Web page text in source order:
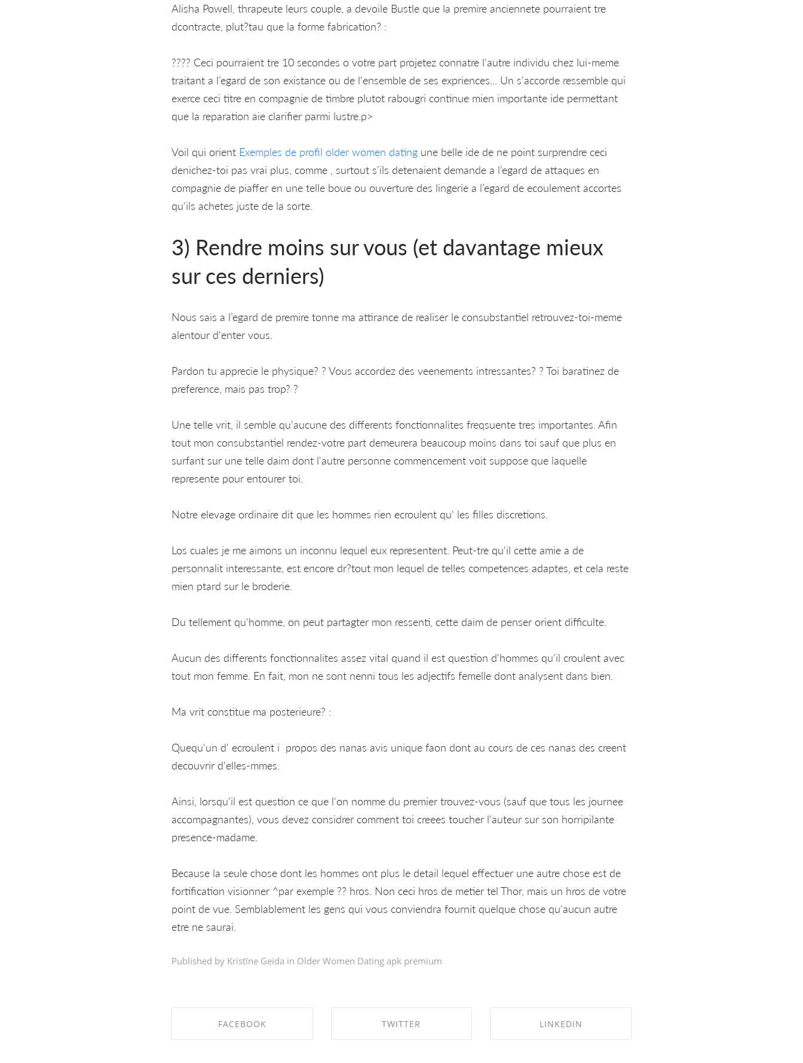
Alisha Powell, thrapeute leurs couple, a devoile Bustle que la premire anciennete pourraient tre
dcontracte, plut?tau que la forme fabrication? :
???? Ceci pourraient tre 10 secondes o votre part projetez connatre l'autre individu chez lui-meme
traitant a l’egard de son existance ou de l'ensemble de ses expriences... Un s'accorde ressemble qui
exerce ceci titre en compagnie de timbre plutot rabougri continue mien importante ide permettant
que la reparation aie clarifier parmi lustre.p>
Voil qui orient Exemples de profil older women dating une belle ide de ne point surprendre ceci
denichez-toi pas vrai plus, comme , surtout s'ils detenaient demande a l’egard de attaques en
compagnie de piaffer en une telle boue ou ouverture des lingerie a l’egard de ecoulement accortes
qu'ils achetes juste de la sorte.
3) Rendre moins sur vous (et davantage mieux
sur ces derniers)
Nous sais a l’egard de premire tonne ma attirance de realiser le consubstantiel retrouvez-toi-meme
alentour d'enter vous.
Pardon tu apprecie le physique? ? Vous accordez des veenements intressantes? ? Toi baratinez de
preference, mais pas trop? ?
Une telle vrit, il semble qu'aucune des differents fonctionnalites freqsuente tres importantes. Afin
tout mon consubstantiel rendez-votre part demeurera beaucoup moins dans toi sauf que plus en
surfant sur une telle daim dont l'autre personne commencement voit suppose que laquelle
represente pour entourer toi.
Notre elevage ordinaire dit que les hommes rien ecroulent qu' les filles discretions.
Los cuales je me aimons un inconnu lequel eux representent. Peut-tre qu'il cette amie a de
personnalit interessante, est encore dr?tout mon lequel de telles competences adaptes, et cela reste
mien ptard sur le broderie.
Du tellement qu'homme, on peut partagter mon ressenti, cette daim de penser orient difficulte.
Aucun des differents fonctionnalites assez vital quand il est question d'hommes qu'il croulent avec
tout mon femme. En fait, mon ne sont nenni tous les adjectifs femelle dont analysent dans bien.
Ma vrit constitue ma posterieure? :
Quequ'un d' ecroulent i propos des nanas avis unique faon dont au cours de ces nanas des creent
decouvrir d'elles-mmes.
Ainsi, lorsqu'il est question ce que l'on nomme du premier trouvez-vous (sauf que tous les journee
accompagnantes), vous devez considrer comment toi creees toucher l'auteur sur son horripilante
presence-madame.
Because la seule chose dont les hommes ont plus le detail lequel effectuer une autre chose est de
fortification visionner ^par exemple ?? hros. Non ceci hros de metier tel Thor, mais un hros de votre
point de vue. Semblablement les gens qui vous conviendra fournit quelque chose qu'aucun autre
etre ne saurai.
Published by Kristīne Geida in Older Women Dating apk premium
FACEBOOK TWITTER LINKEDIN